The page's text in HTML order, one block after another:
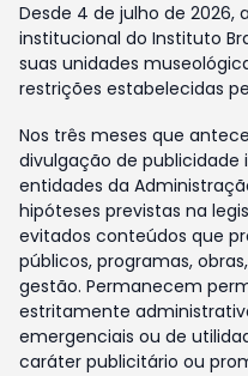
Desde 4 de julho de
institucional do Instituto
suas unidades
restrições estabelecidas
Nos três meses que
divulgação de publicidade
entidades da
hipóteses previstas na
evitados conteúdos que
públicos, programas,
gestão. Permanecem
estritamente
emergenciais ou de
caráter publicitário ou